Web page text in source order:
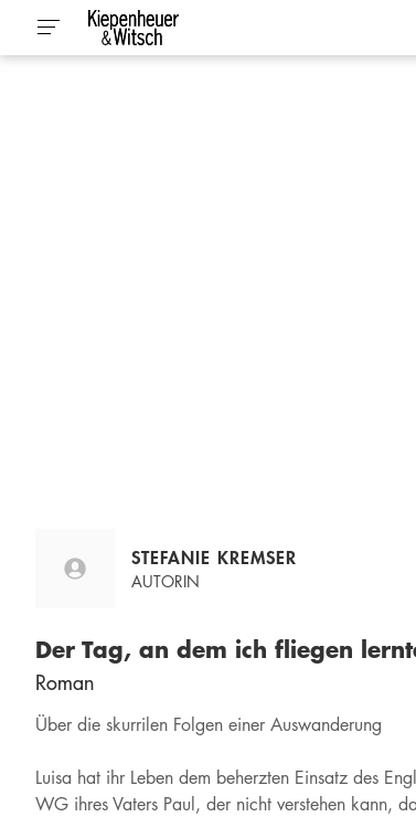
STEFANIE KREMSER
AUTORIN
Der Tag, an dem ich fliegen
Roman
Über die skurrilen Folgen einer Auswanderung
Luisa hat ihr Leben dem beherzten Einsatz des
WG ihres Vaters Paul, der nicht verstehen kann,